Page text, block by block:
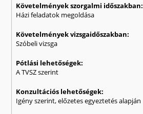
Követelmények szorgalmi időszakban:
Házi feladatok megoldása
Követelmények vizsgaidőszakban:
Szóbeli vizsga
Pótlási lehetőségek:
A TVSZ szerint
Konzultációs lehetőségek:
Igény szerint, előzetes egyeztetés alapján